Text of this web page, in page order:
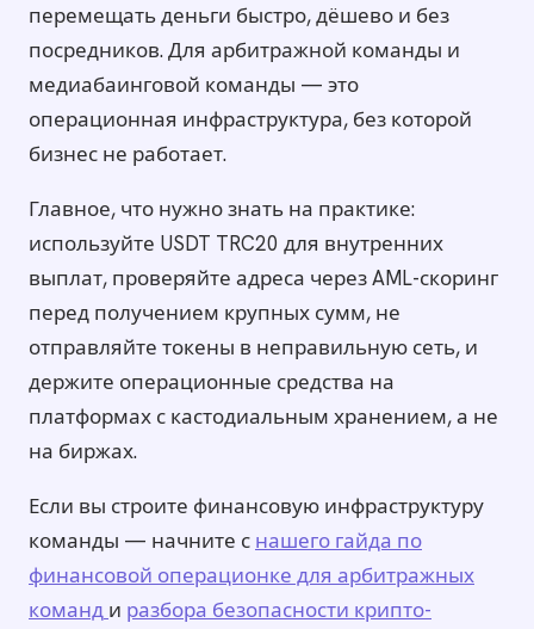
перемещать деньги быстро, дёшево и без
посредников. Для арбитражной команды и
медиабаинговой команды — это
операционная инфраструктура, без которой
бизнес не работает.
Главное, что нужно знать на практике:
используйте USDT TRC20 для внутренних
выплат, проверяйте адреса через AML-скоринг
перед получением крупных сумм, не
отправляйте токены в неправильную сеть, и
держите операционные средства на
платформах с кастодиальным хранением, а не
на биржах.
Если вы строите финансовую инфраструктуру
команды — начните с нашего гайда по
финансовой операционке для арбитражных
команд и разбора безопасности крипто-